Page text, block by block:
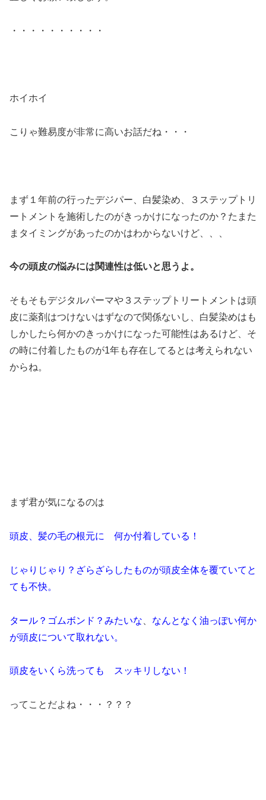
・・・・・・・・・・
ホイホイ
こりゃ難易度が非常に高いお話だね・・・
まず１年前の行ったデジパー、白髪染め、３ステップトリ
ートメントを施術したのがきっかけになったのか？たまた
まタイミングがあったのかはわからないけど、、、
今の頭皮の悩みには関連性は低いと思うよ。
そもそもデジタルパーマや３ステップトリートメントは頭
皮に薬剤はつけないはずなので関係ないし、白髪染めはも
しかしたら何かのきっかけになった可能性はあるけど、そ
の時に付着したものが1年も存在してるとは考えられない
からね。
まず君が気になるのは
頭皮、髪の毛の根元に 何か付着している！
じゃりじゃり？ざらざらしたものが頭皮全体を覆ていてと
ても不快。
タール？ゴムボンド？みたいな
なんとなく油っぽい何か
が頭皮について取れない。
頭皮をいくら洗っても スッキリしない！
ってことだよね・・・？？？